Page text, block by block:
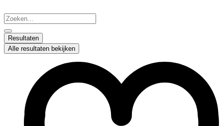
Search
...
Resultaten
Alle resultaten bekijken